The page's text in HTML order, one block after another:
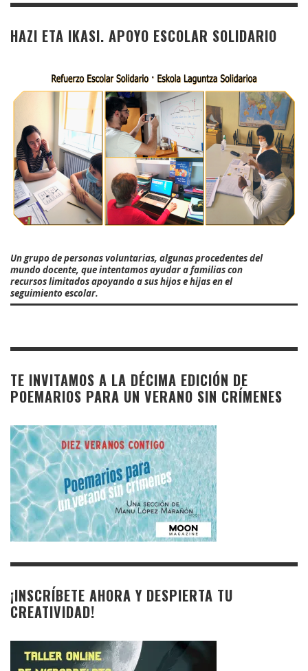
HAZI ETA IKASI. APOYO ESCOLAR SOLIDARIO
Un grupo de personas voluntarias, algunas procedentes del
mundo docente, que intentamos ayudar a familias con
recursos limitados apoyando a sus hijos e hijas en el
seguimiento escolar.
TE INVITAMOS A LA DÉCIMA EDICIÓN DE
POEMARIOS PARA UN VERANO SIN CRÍMENES
¡INSCRÍBETE AHORA Y DESPIERTA TU
CREATIVIDAD!